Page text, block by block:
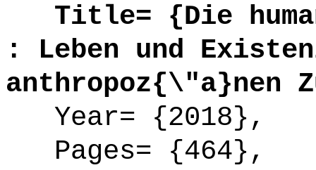
Title= {Die
: Leben und
anthropoz{\"a}nen
Year= {2018},
Pages= {464},